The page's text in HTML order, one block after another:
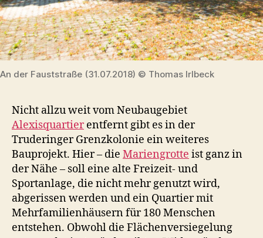
An der Fauststraße (31.07.2018) © Thomas Irlbeck
Nicht allzu weit vom Neubaugebiet
Alexisquartierentfernt gibt es in der
Truderinger Grenzkolonie ein weiteres
Bauprojekt. Hier – die Mariengrotte ist ganz in
der Nähe – soll eine alte Freizeit- und
Sportanlage, die nicht mehr genutzt wird,
abgerissen werden und ein Quartier mit
Mehrfamilienhäusern für 180 Menschen
entstehen. Obwohl die Flächenversiegelung